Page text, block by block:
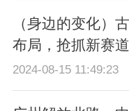
（身边的变化）
布局，抢抓新赛道
2024-08-15 11:49:23